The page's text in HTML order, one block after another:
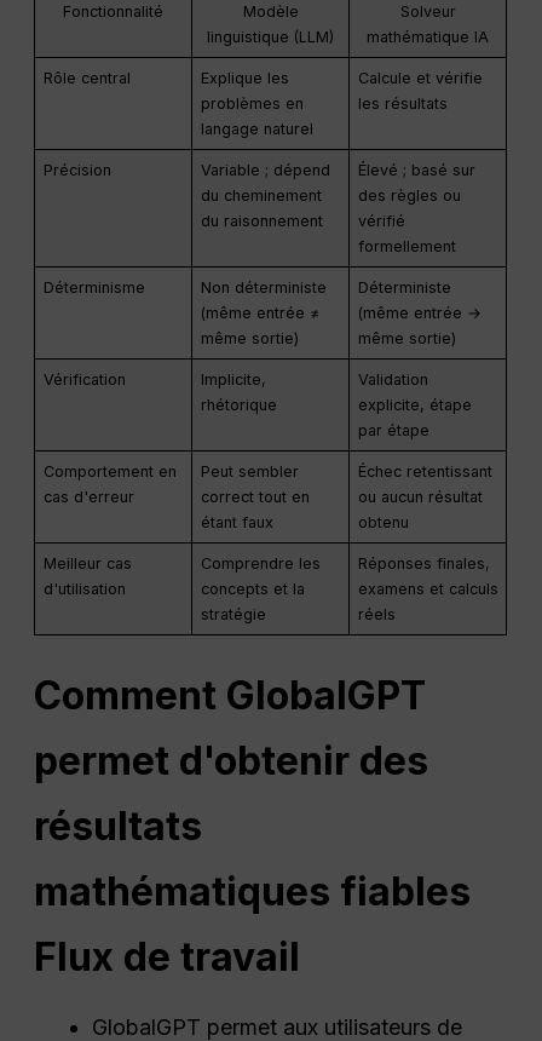
Fonctionnalité
Modèle
linguistique (LLM)
Solveur
mathématique IA
Rôle central
Explique les
problèmes en
langage naturel
Calcule et vérifie
les résultats
Précision
Variable ; dépend
du cheminement
du raisonnement
Élevé ; basé sur
des règles ou
vérifié
formellement
Déterminisme
Non déterministe
(même entrée ≠
même sortie)
Déterministe
(même entrée →
même sortie)
Vérification
Implicite,
rhétorique
Validation
explicite, étape
par étape
Comportement en
cas d'erreur
Peut sembler
correct tout en
étant faux
Échec retentissant
ou aucun résultat
obtenu
Meilleur cas
d'utilisation
Comprendre les
concepts et la
stratégie
Réponses finales,
examens et calculs
réels
Comment GlobalGPT
permet d'obtenir des
résultats
mathématiques fiables
Flux de travail
GlobalGPT permet aux utilisateurs de